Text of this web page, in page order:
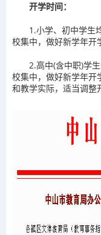
开学时间：
1.小学、初中学生均
校集中，做好新学年开
2.高中(含中职)学生
校集中，做好新学年开
和教学实际，适当调整